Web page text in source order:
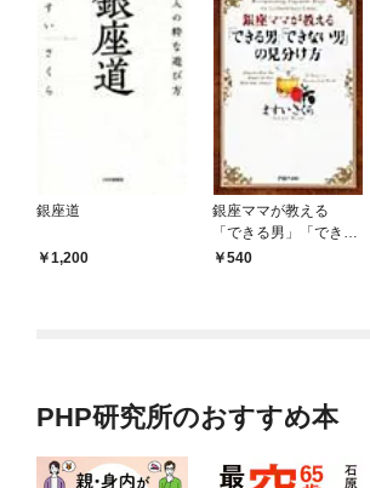
銀座道
1,200
銀座ママが教える
「できる男」「できな
い男」の見分け方
540
PHP研究所のおすすめ本